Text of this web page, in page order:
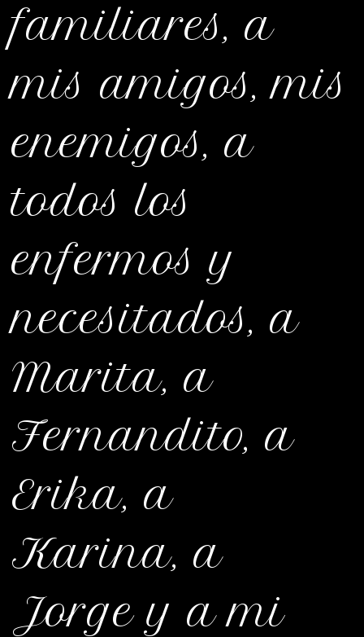
familiares, a
mis amigos, mis
enemigos, a
todos los
enfermos y
necesitados, a
Marita, a
Fernandito, a
Erika, a
Karina, a
Jorge y a mi